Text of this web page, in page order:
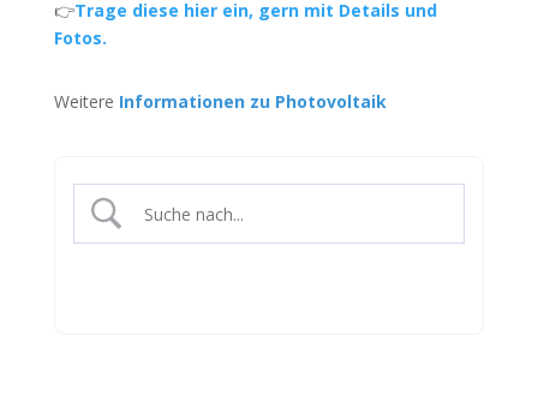
👉Trage diese hier ein, gern mit Details und
Fotos.
Weitere Informationen zu Photovoltaik